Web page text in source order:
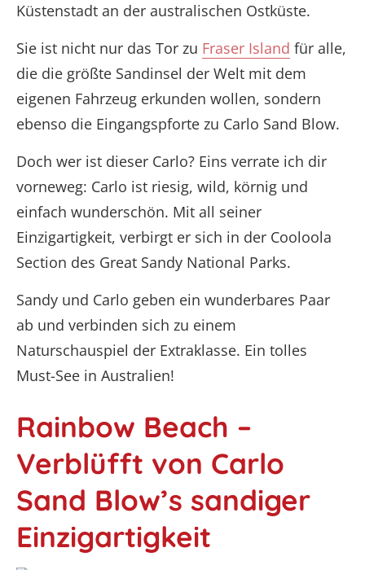
Küstenstadt an der australischen Ostküste.
Sie ist nicht nur das Tor zu Fraser Island für alle,
die die größte Sandinsel der Welt mit dem
eigenen Fahrzeug erkunden wollen, sondern
ebenso die Eingangspforte zu Carlo Sand Blow.
Doch wer ist dieser Carlo? Eins verrate ich dir
vorneweg: Carlo ist riesig, wild, körnig und
einfach wunderschön. Mit all seiner
Einzigartigkeit, verbirgt er sich in der Cooloola
Section des Great Sandy National Parks.
Sandy und Carlo geben ein wunderbares Paar
ab und verbinden sich zu einem
Naturschauspiel der Extraklasse. Ein tolles
Must-See in Australien!
Rainbow Beach –
Verblüfft von Carlo
Sand Blow’s sandiger
Einzigartigkeit